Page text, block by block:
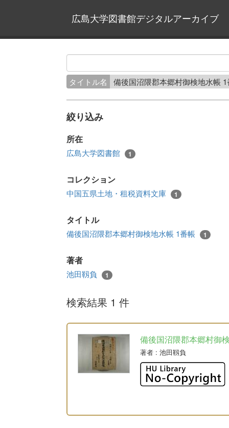
広島大学図書館デジタルアーカイブ
タイトル名 備後国沼隈郡本郷村御検地水帳
絞り込み
所在
広島大学図書館 1
コレクション
中国五県土地・租税資料文庫 1
タイトル
備後国沼隈郡本郷村御検地水帳 1番帳 1
著者
池田靱負 1
検索結果 1 件
備後国沼隈郡本郷村御
著者 : 池田靱負